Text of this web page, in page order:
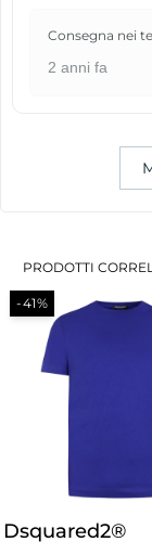
Consegna nei
2 anni fa
PRODOTTI
-41%
Dsquared2®